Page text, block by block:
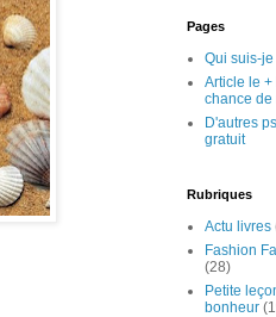
Pages
Qui suis-je
Article le +
chance de
D'autres
gratuit
Rubriques
Actu livres
Fashion
(28)
Petite
bonheur